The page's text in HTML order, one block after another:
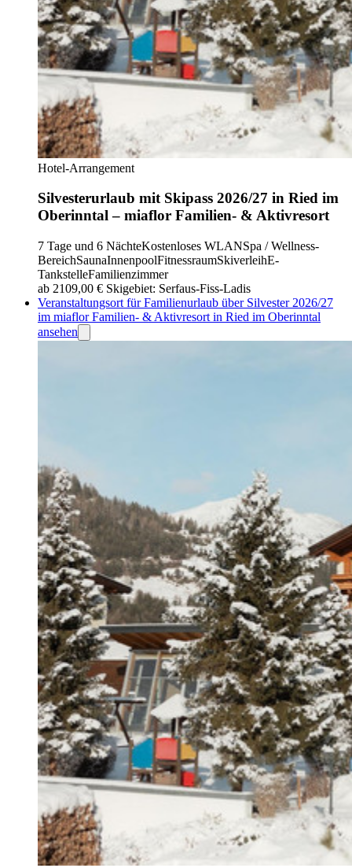
Hotel-Arrangement
Silvesterurlaub mit Skipass 2026/27 in Ried im
Oberinntal – miaflor Familien- & Aktivresort
7 Tage und 6 NächteKostenloses WLANSpa / Wellness-
BereichSaunaInnenpoolFitnessraumSkiverleihE-
TankstelleFamilienzimmer
ab 2109,00 € Skigebiet: Serfaus-Fiss-Ladis
Veranstaltungsort für Familienurlaub über Silvester 2026/27
im miaflor Familien- & Aktivresort in Ried im Oberinntal
ansehen